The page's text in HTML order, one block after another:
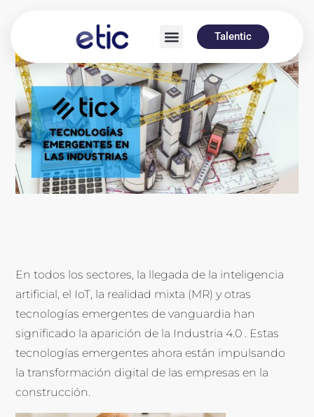
Talentic
En todos los sectores, la llegada de la inteligencia
artificial, el IoT, la realidad mixta (MR) y otras
tecnologías emergentes de vanguardia han
significado la aparición de la Industria 4.0 . Estas
tecnologías emergentes ahora están impulsando
la transformación digital de las empresas en la
construcción.